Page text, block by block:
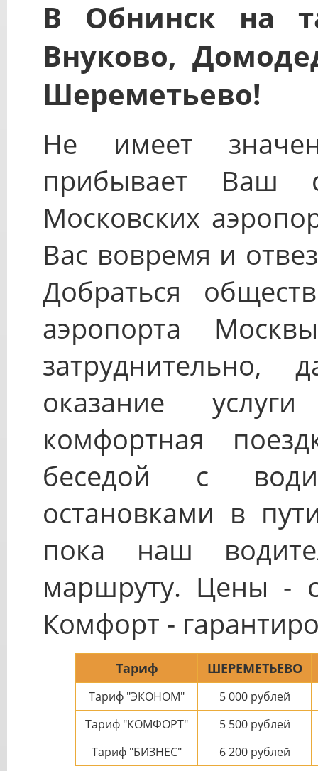
В Обнинск на
Внуково,
Шереметьево!
Не имеет
прибывает Ваш
Московских
Вас вовремя и
Добраться
аэропорта
оказание
комфортная
беседой с
остановками в
пока наш
маршруту. Цены -
Комфорт -
Тариф ШЕРЕМЕТЬЕВО
Тариф "ЭКОНОМ" 5 000рублей
Тариф "КОМФОРТ"
5 500рублей
Тариф "БИЗНЕС"
6 200рублей